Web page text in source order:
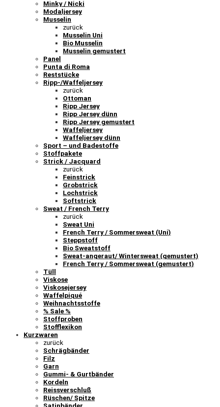
Minky / Nicki
Modaljersey
Musselin
zurück
Musselin Uni
Bio Musselin
Musselin gemustert
Panel
Punta di Roma
Reststücke
Ripp-/Waffeljersey
zurück
Ottoman
Ripp Jersey
Ripp Jersey dünn
Ripp Jersey gemustert
Waffeljersey
Waffeljersey dünn
Sport – und Badestoffe
Stoffpakete
Strick / Jacquard
zurück
Feinstrick
Grobstrick
Lochstrick
Softstrick
Sweat / French Terry
zurück
Sweat Uni
French Terry / Sommersweat (Uni)
Steppstoff
Bio Sweatstoff
Sweat-angeraut/ Wintersweat (gemustert)
French Terry / Sommersweat (gemustert)
Tüll
Viskose
Viskosejersey
Waffelpiqué
Weihnachtsstoffe
% Sale %
Stoffproben
Stofflexikon
Kurzwaren
zurück
Schrägbänder
Filz
Garn
Gummi- & Gurtbänder
Kordeln
Reissverschluß
Rüschen/ Spitze